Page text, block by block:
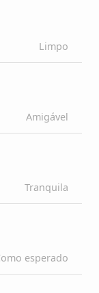
Limpo
Amigável
Tranquila
esperado